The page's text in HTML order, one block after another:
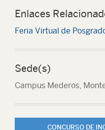
Enlaces
Feria Virtual de
Sede(s)
Campus Mederos,
CONCURSO DE